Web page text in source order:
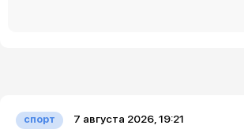
спорт 7 августа 2026, 19:21